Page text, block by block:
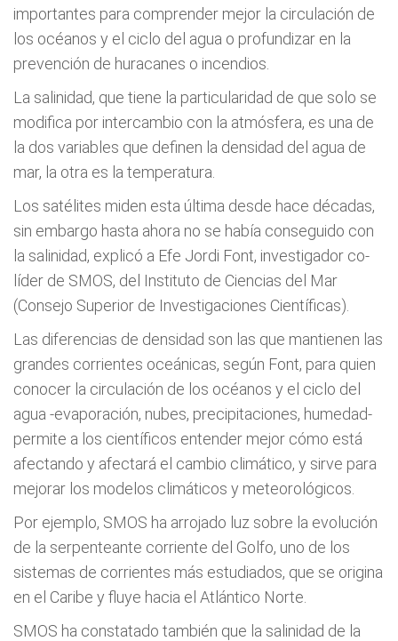
importantes para comprender mejor la circulación de
los océanos y el ciclo del agua o profundizar en la
prevención de huracanes o incendios.
La salinidad, que tiene la particularidad de que solo se
modifica por intercambio con la atmósfera, es una de
la dos variables que definen la densidad del agua de
mar, la otra es la temperatura.
Los satélites miden esta última desde hace décadas,
sin embargo hasta ahora no se había conseguido con
la salinidad, explicó a Efe Jordi Font, investigador co-
líder de SMOS, del Instituto de Ciencias del Mar
(Consejo Superior de Investigaciones Científicas).
Las diferencias de densidad son las que mantienen las
grandes corrientes oceánicas, según Font, para quien
conocer la circulación de los océanos y el ciclo del
agua -evaporación, nubes, precipitaciones, humedad-
permite a los científicos entender mejor cómo está
afectando y afectará el cambio climático, y sirve para
mejorar los modelos climáticos y meteorológicos.
Por ejemplo, SMOS ha arrojado luz sobre la evolución
de la serpenteante corriente del Golfo, uno de los
sistemas de corrientes más estudiados, que se origina
en el Caribe y fluye hacia el Atlántico Norte.
SMOS ha constatado también que la salinidad de la